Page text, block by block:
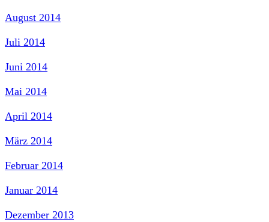
August 2014
Juli 2014
Juni 2014
Mai 2014
April 2014
März 2014
Februar 2014
Januar 2014
Dezember 2013